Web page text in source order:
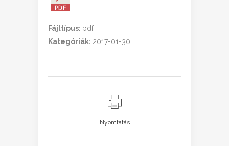
Fájltípus: pdf
Kategóriák: 2017-01-30
Nyomtatás